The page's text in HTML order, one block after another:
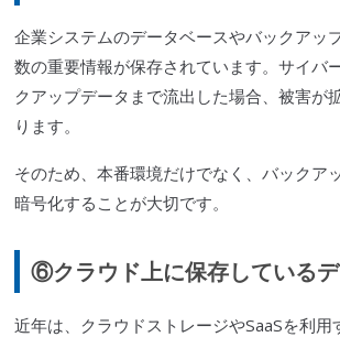
企業システムのデータベースやバックアッ
数の重要情報が保存されています。サイバ
クアップデータまで流出した場合、被害が
ります。
そのため、本番環境だけでなく、バックア
暗号化することが大切です。
⑥クラウド上に保存している
近年は、クラウドストレージやSaaSを利用